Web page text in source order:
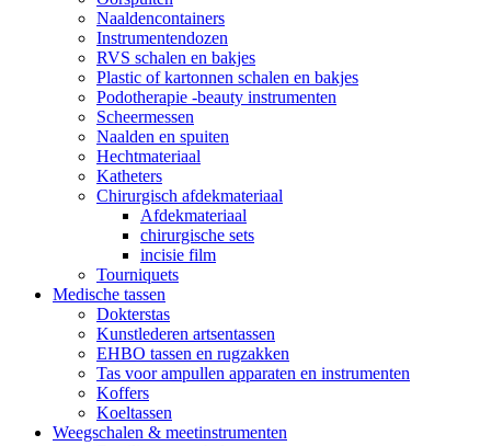
Naaldencontainers
Instrumentendozen
RVS schalen en bakjes
Plastic of kartonnen schalen en bakjes
Podotherapie -beauty instrumenten
Scheermessen
Naalden en spuiten
Hechtmateriaal
Katheters
Chirurgisch afdekmateriaal
Afdekmateriaal
chirurgische sets
incisie film
Tourniquets
Medische tassen
Dokterstas
Kunstlederen artsentassen
EHBO tassen en rugzakken
Tas voor ampullen apparaten en instrumenten
Koffers
Koeltassen
Weegschalen & meetinstrumenten